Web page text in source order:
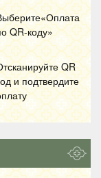
QR-коду»
QR
и подтвердите